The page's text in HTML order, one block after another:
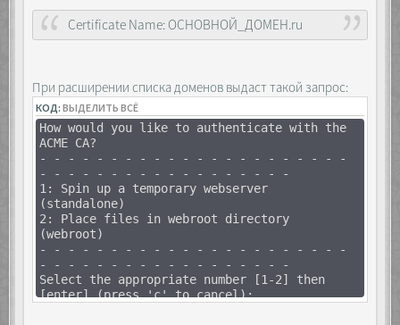
Certificate Name: ОСНОВНОЙ_ДОМЕН.ru
При расширении списка доменов выдаст такой запрос:
КОД:ВЫДЕЛИТЬ ВСЁ
How would you like to authenticate with the
ACME CA?
- - - - - - - - - - - - - - - - - - - - - -
- - - - - - - - - - - - - - - - - -
1: Spin up a temporary webserver
(standalone)
2: Place files in webroot directory
(webroot)
- - - - - - - - - - - - - - - - - - - - - -
- - - - - - - - - - - - - - - - - -
Select the appropriate number [1-2] then
[enter] (press 'c' to cancel):